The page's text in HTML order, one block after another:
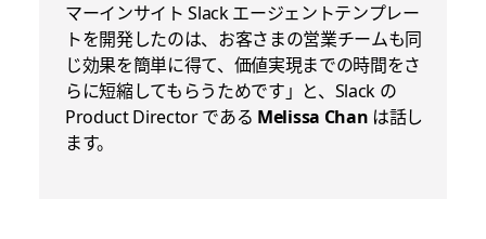
マーインサイト Slack エージェントテンプレー
トを開発したのは、お客さまの営業チームも同
じ効果を簡単に得て、価値実現までの時間をさ
らに短縮してもらうためです」と、Slack の
Product Director である Melissa Chan は話し
ます。